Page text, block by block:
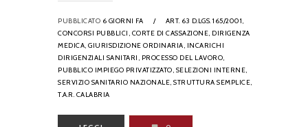
PUBBLICATO 6 GIORNI FA /
ART. 63 D.LGS. 165/2001,
CONCORSI PUBBLICI, CORTE DI CASSAZIONE, DIRIGENZA
MEDICA, GIURISDIZIONE ORDINARIA, INCARICHI
DIRIGENZIALI SANITARI, PROCESSO DEL LAVORO,
PUBBLICO IMPIEGO PRIVATIZZATO, SELEZIONI INTERNE,
SERVIZIO SANITARIO NAZIONALE, STRUTTURA SEMPLICE,
T.A.R. CALABRIA